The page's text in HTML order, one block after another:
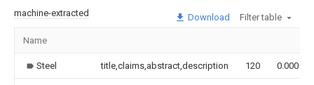
machine-extracted Download Filter table
Name
Steel title,claims,abstract,description 120 0.000